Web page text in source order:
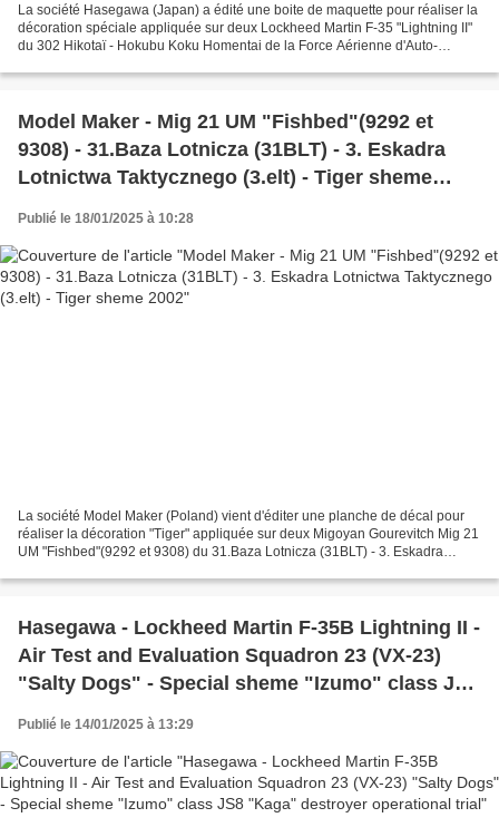
La société Hasegawa (Japan) a édité une boite de maquette pour réaliser la
décoration spéciale appliquée sur deux Lockheed Martin F-35 "Lightning II"
du 302 Hikotaï - Hokubu Koku Homentai de la Force Aérienne d'Auto-
Model Maker - Mig 21 UM "Fishbed"(9292 et
9308) - 31.Baza Lotnicza (31BLT) - 3. Eskadra
Lotnictwa Taktycznego (3.elt) - Tiger sheme
Publié le 18/01/2025 à 10:28
La société Model Maker (Poland) vient d'éditer une planche de décal pour
réaliser la décoration "Tiger" appliquée sur deux Migoyan Gourevitch Mig 21
UM "Fishbed"(9292 et 9308) du 31.Baza Lotnicza (31BLT) - 3. Eskadra
Hasegawa - Lockheed Martin F-35B Lightning II -
Air Test and Evaluation Squadron 23 (VX-23)
"Salty Dogs" - Special sheme "Izumo" class JS8
"Kaga" destroyer operational trial
Publié le 14/01/2025 à 13:29